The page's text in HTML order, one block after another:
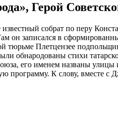
Герой
собрат по перу
он записался в
тюрьме Плетцензее
обнародованы стихи
его именем названы
программу. К слову, вместе с